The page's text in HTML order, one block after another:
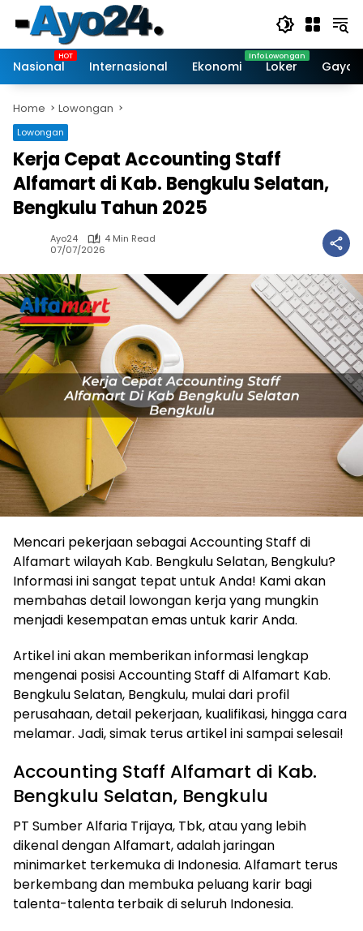
content
Nasional
Internasional Ekonomi Loker Gaya
Home Lowongan
Lowongan
Kerja Cepat Accounting Staff
Alfamart di Kab. Bengkulu Selatan,
Bengkulu Tahun 2025
Ayo24
4 Min Read
07/07/2026
Mencari pekerjaan sebagai Accounting Staff di
Alfamart wilayah Kab. Bengkulu Selatan, Bengkulu?
Informasi ini sangat tepat untuk Anda! Kami akan
membahas detail lowongan kerja yang mungkin
menjadi kesempatan emas untuk karir Anda.
Artikel ini akan memberikan informasi lengkap
mengenai posisi Accounting Staff di Alfamart Kab.
Bengkulu Selatan, Bengkulu, mulai dari profil
perusahaan, detail pekerjaan, kualifikasi, hingga cara
melamar. Jadi, simak terus artikel ini sampai selesai!
Accounting Staff Alfamart di Kab.
Bengkulu Selatan, Bengkulu
PT Sumber Alfaria Trijaya, Tbk, atau yang lebih
dikenal dengan Alfamart, adalah jaringan
minimarket terkemuka di Indonesia. Alfamart terus
berkembang dan membuka peluang karir bagi
talenta-talenta terbaik di seluruh Indonesia.